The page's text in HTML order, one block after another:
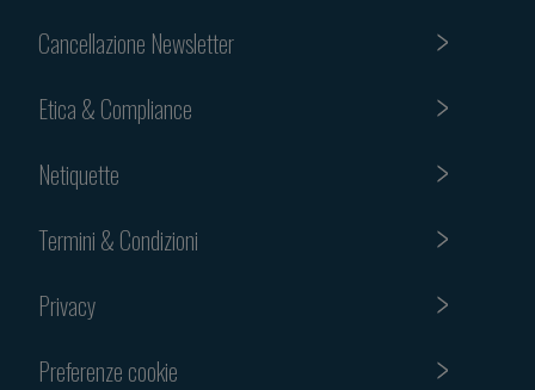
Cancellazione Newsletter
Etica & Compliance
Netiquette
Termini & Condizioni
Privacy
Preferenze cookie